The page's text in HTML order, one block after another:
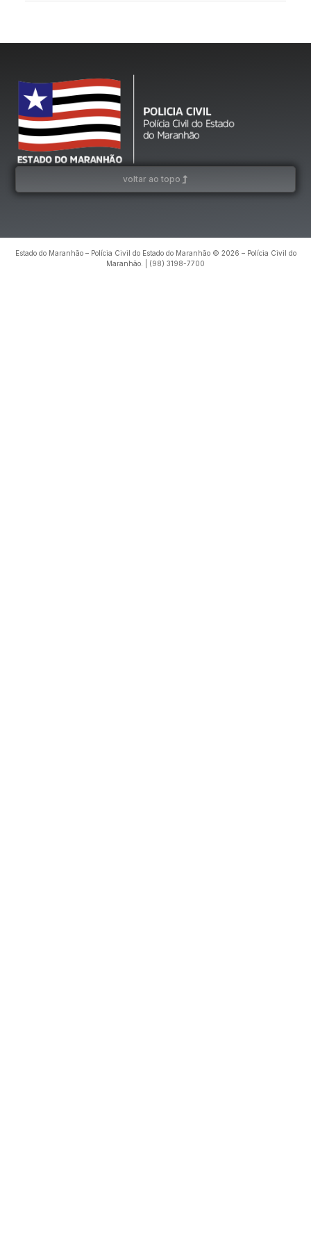
voltar ao topo
Estado do Maranhão – Polícia Civil do Estado do Maranhão © 2026 – Polícia Civil do
Maranhão. | (98) 3198-7700